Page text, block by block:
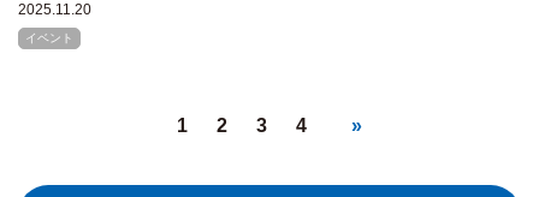
2025.11.20
イベント
1 2 3 4 »